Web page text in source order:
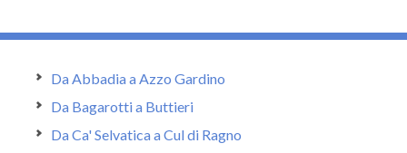
Da Abbadia a Azzo Gardino
Da Bagarotti a Buttieri
Da Ca' Selvatica a Cul di Ragno